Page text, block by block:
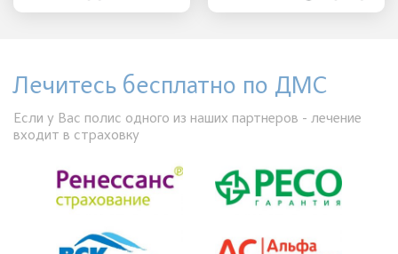
Лечитесь бесплатно по ДМС
Если у Вас полис одного из наших партнеров - лечение
входит в страховку